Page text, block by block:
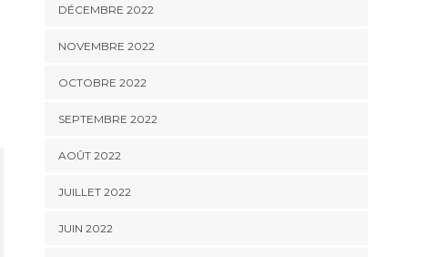
DÉCEMBRE 2022
NOVEMBRE 2022
OCTOBRE 2022
SEPTEMBRE 2022
AOÛT 2022
JUILLET 2022
JUIN 2022